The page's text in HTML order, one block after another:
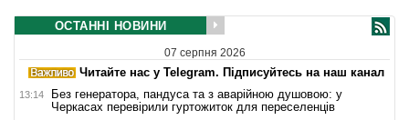
ОСТАННІ НОВИНИ
07 серпня 2026
Читайте нас у Telegram. Підписуйтесь на наш канал
13:14
Без генератора, пандуса та з аварійною душовою: у
Черкасах перевірили гуртожиток для переселенців